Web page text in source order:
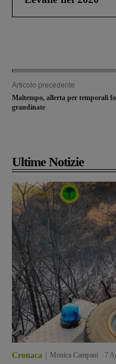
Articolo precedente
Maltempo, allerta per temporali
grandinate
Ultime Notizie
Cronaca Monica Campani 7